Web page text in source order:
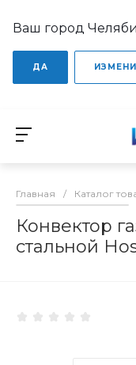
Ваш город
ДА
Главная / Каталог
Конвектор
стальной